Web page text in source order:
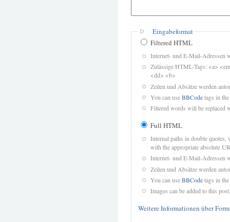
Eingabeformat
Filtered HTML
Internet- und E-Mail-Adressen
Zulässige HTML-Tags: <a>
<dd> <b>
Zeilen und Absätze werden
You can useBBCodetags in
Filtered words will be replaced
Full HTML
Internal paths in double quotes,
with the appropriate absolute
Internet- und E-Mail-Adressen
Zeilen und Absätze werden
You can useBBCodetags in
Images can be added to this post.
Weitere Informationen über